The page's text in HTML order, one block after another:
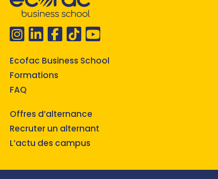
Ecofac Business School
Formations
FAQ
Offres d’alternance
Recruter un alternant
L’actu des campus